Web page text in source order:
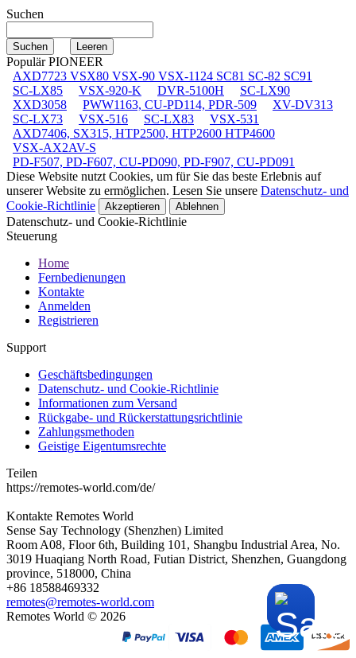
Suchen
Populär PIONEER
AXD7723 VSX80 VSX-90 VSX-1124 SC81 SC-82 SC91
SC-LX85
VSX-920-K DVR-5100H
SC-LX90
XXD3058
PWW1163, CU-PD114, PDR-509
XV-DV313
SC-LX73
VSX-516 SC-LX83
VSX-531
AXD7406, SX315, HTP2500, HTP2600 HTP4600
VSX-AX2AV-S
PD-F507, PD-F607, CU-PD090, PD-F907, CU-PD091
Diese Website nutzt Cookies, um für Sie das beste Erlebnis auf
unserer Website zu ermöglichen. Lesen Sie unsere Datenschutz- und
Cookie-Richtlinie
Akzeptieren Ablehnen
Datenschutz- und Cookie-Richtlinie
Steuerung
Home
Fernbedienungen
Kontakte
Anmelden
Registrieren
Support
Geschäftsbedingungen
Datenschutz- und Cookie-Richtlinie
Informationen zum Versand
Rückgabe- und Rückerstattungsrichtlinie
Zahlungsmethoden
Geistige Eigentumsrechte
Teilen
https://remotes-world.com/de/
Kontakte Remotes World
Sense Say Technology (Shenzhen) Limited
Room A08, Floor 6th, Building 101, Shangbu Industrial Area, No.
3019 Huaqiang North Road, Futian District, Shenzhen, Guangdong
province, 518000, China
+86 18588469332
remotes@remotes-world.com
Remotes World © 2026